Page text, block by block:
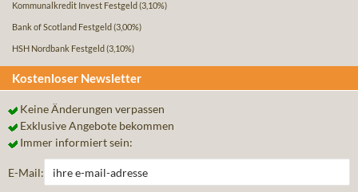
Kommunalkredit Invest Festgeld (3,10%)
Bank of Scotland Festgeld (3,00%)
HSH Nordbank Festgeld (3,10%)
Kostenloser Newsletter
Keine Änderungen verpassen
Exklusive Angebote bekommen
Immer informiert sein:
E-Mail: